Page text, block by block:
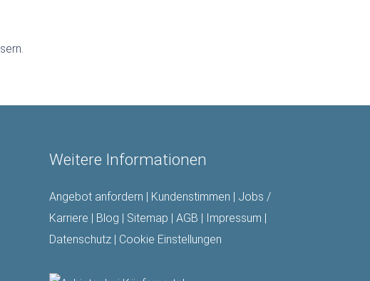
Weitere Informationen
Angebot anfordern | Kundenstimmen | Jobs /
Karriere | Blog | Sitemap | AGB | Impressum |
Datenschutz | Cookie Einstellungen